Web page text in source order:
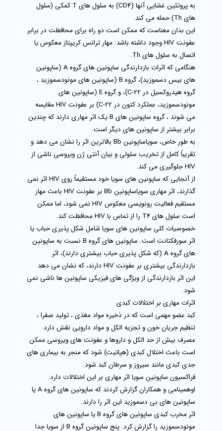
به پروتئین غشایی آنها (CD4) به سلول های T کمکی (سلول
های Th) حمله می کند.
این بدان معناست که ممکن است دو راه برای محافظت در برابر
عفونت HIV وجود داشته باشد: مهار ترانس کریپتاز معکوس یا
اتصال به سلول‌ های Th.
هنگامی که اثرات بازدارندگی ساپونین های گروه A (ساپونین
های بیس دسموزید)، گروه B (ساپونین های مونودسموزید ،
گروه هیدروکسیل در C-22)، و گروه E (ساپونین های
مونودسموزید، عملکرد کتون در C-22) بر عفونت HIV مقایسه
می شوند ، گروه ساپونین های B یک اثر مهاری دارند که چندین
برابر بیشتر از ساپونین های دیگر است.
به طور خاص، سویاساپونین Bb بالاترین اثر را نشان می دهد و
تقریباً کامل از تخریب سلولی و بیان آنتی ژن ویروسی ناشی از
HIV جلوگیری می کند.
از آنجایی که ساپونین های سویا خود مستقیماً روی HIV اثر نمی
گذارند، اثر مهاری سویاساپونین Bb بر عفونت HIV باعث مهار
مستقیم فعالیت رونویسی معکوس HIV نمی شود، اما ممکن
است سلول های T4 را از تماس با HIV محافظت کند.
خصوصیات کلی ساپونین های سویا شامل شکل پذیری حباب یا
اثر سورفکتانت است. ساپونین های گروه B نسبت به ساپونین
های گروه A (که شکل پذیری حباب بیشتری دارند)، اثر
بازدارندگی بیشتری بر عفونت HIV دارند، که نشان می دهد
این اثر بازدارندگی از ویژگی های فیزیکی ساپونین ها ناشی نمی
شود.
اثرات مهاری بر اختلالات کبدی
کبد عضو مهمی است که در ذخیره مواد مغذی ، تولید صفرا ،
تنظیم جریان خون و تجزیه الکل و مواد دارویی نقش دارد.
مصرف بیش از حد الکل و داروها و عفونت های ویروسی ممکن
است باعث اختلال کبدی (هپاتیت) شود که منجر به بیماری های
جدی کبدی مانند سیروز و سرطان کبد شود.
فراکسیون ساپونین سویا اثر مهاری بر این اختلالات دارد.
اوهمینامی و همکاران گزارش کردند که ساپونین های گروه A یا
ساپونین های بی دسموزید این اثر را دارند.
اثر مخرب کبدی ساپونین های گروه B یا ساپونین های
مونودسموزید را گزارش کرد. پنج ساپونین گروه B از سویا جدا